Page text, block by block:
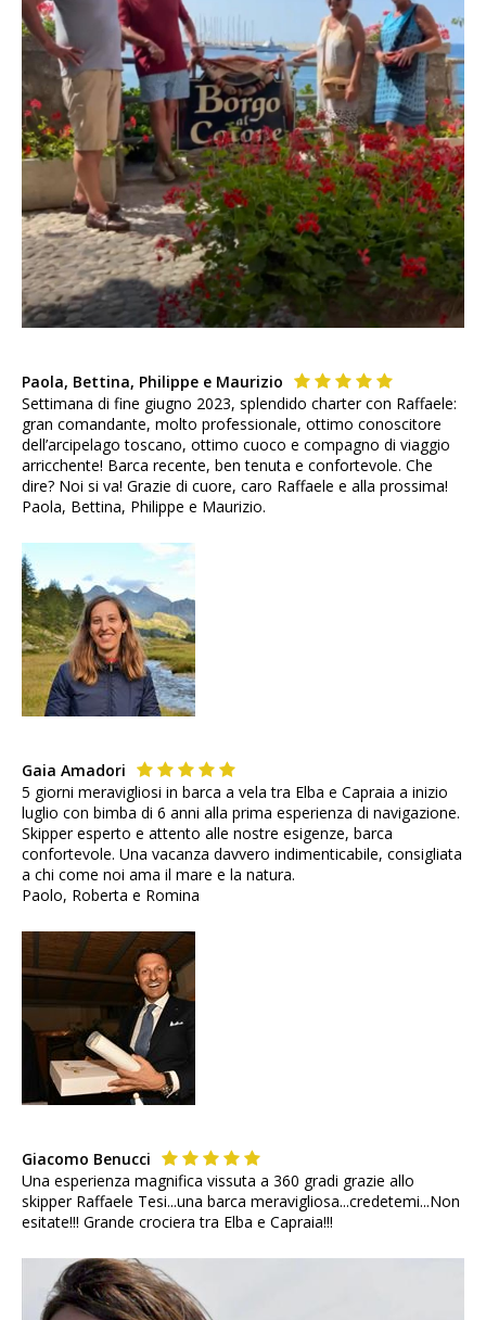
Paola, Bettina, Philippe e Maurizio
Settimana di fine giugno 2023, splendido charter con Raffaele:
gran comandante, molto professionale, ottimo conoscitore
dell’arcipelago toscano, ottimo cuoco e compagno di viaggio
arricchente! Barca recente, ben tenuta e confortevole. Che
dire? Noi si va! Grazie di cuore, caro Raffaele e alla prossima!
Paola, Bettina, Philippe e Maurizio.
Gaia Amadori
5 giorni meravigliosi in barca a vela tra Elba e Capraia a inizio
luglio con bimba di 6 anni alla prima esperienza di navigazione.
Skipper esperto e attento alle nostre esigenze, barca
confortevole. Una vacanza davvero indimenticabile, consigliata
a chi come noi ama il mare e la natura.
Paolo, Roberta e Romina
Giacomo Benucci
Una esperienza magnifica vissuta a 360 gradi grazie allo
skipper Raffaele Tesi...una barca meravigliosa...credetemi...Non
esitate!!! Grande crociera tra Elba e Capraia!!!